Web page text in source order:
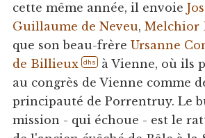
cette même année, il envoie
Guillaume de Neveu, Melchior
que son beau-frère Ursanne
de Billieux
dhs à Vienne, où ils
au congrès de Vienne comme
principauté de Porrentruy. Le
mission - qui échoue - est le